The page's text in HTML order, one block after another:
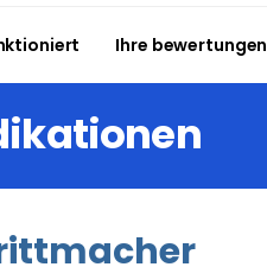
Ihre bewertungen